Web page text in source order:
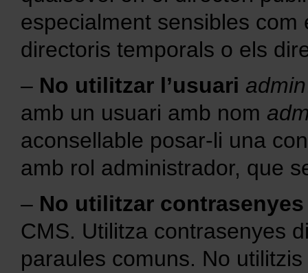
especialment sensibles
directoris temporals o els
– No utilitzar l’usuari admin
amb un usuari amb nom
aconsellable posar-li una
amb rol administrador, que
– No utilitzar
CMS. Utilitza contrasenyes
paraules comuns. No